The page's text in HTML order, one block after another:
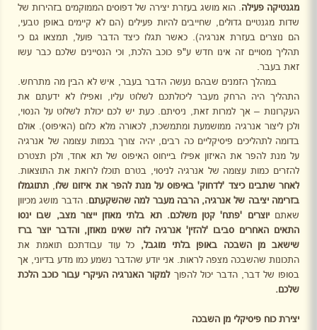
מגנטיקה פעילה . הוא מושג בעזרת יצירה של דפוסים הממוקמים בזהירות של
שדות מגנטיים גדולים, שחייבים להיות פעילים (הם לא קיימים באופן טבעי,
הם נוצרים בעזרת אנרגיה). כאשר תגלו כיצד הדבר פועל, תמצאו גם כי
תהליך מסויים זה אינו חדש ע"פ כוכב הלכת, וכי הנסיינים שלכם כבר עשו
זאת בעבר.
במהלך הזמנים שבהם נעשה הדבר בעבר, איש לא הבין מה מתרחש.
התהליך היה הרחק מעבר ליכולתכם לשלוט עליו, ואפילו לא ידעתם את
העקרונות – אך למרות זאת, ניסיתם. כעת יש לכם יכולת לשלוט על הנסוי,
ולכן ליצור אנרגיה ממושמעת ומתמשכת, לכאורה מלא כלום (האיפוס). אולם
בדומה לתהליכים פיסיקליים כה רבים, יהיה צורך בכמות עצומה של אנרגיה
על מנת להפר את האיזון אפילו בייחוס האיפוס של תא אחד, ולכן תצטרכו
להזרים כמות עצומה של אנרגיה לניסוי, בטרם תוכלו לרואת את התוצאות.
לאחר שתבינו כיצד 'לדחוק' באיפוס על מנת להפר את איזונו שלו
תתוגמלו
בזרימה יציבה של אנרגיה, הרבה מעבר למה שהשקעתם . הדבר מושג מכיוון
שאתםיוצרים 'פתח' קטן משלכם. תא בלתי מאוזן ייצור מצב, שבו ינסו
התאים האחרים סביבו 'להזין' אנרגיה לזה שאינו מאוזן, והדבר יוצר ברז
שישאב מן השבכה באופן בלתי מוגבל, כל עוד עבודתכם תואמת את
התכונות שהשבכה מצפה לראות. אני יודע שהדבר נשמע כמו מדע בדיוני, אך
בסופו של דבר, הדבר יכול להפוךלמקור האנרגיה העיקרי עבור כוכב הלכת
שלכם.
יצירת כוח פיסיקלי מן השבכה